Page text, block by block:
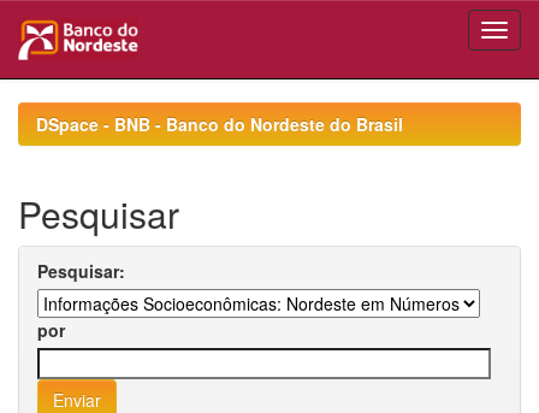
navigationDSpace - BNB - Banco do Nordeste do Brasil
Pesquisar
Pesquisar:
por